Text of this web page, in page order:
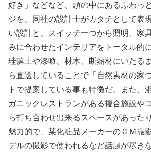
好き」などなど、頭の中にあるふわっ
ジを、同社の設計士がカタチとして表
い設計と、スイッチ一つから照明、家
みに合わせたインテリアをトータル的
珪藻土や漆喰、材木、断熱材にいたる
ら直送していることで「自然素材の家
トで提案している事も特徴だ。また、
ガニックレストランがある複合施設や
ら打ち合わせ出来るスペースがあった
魅力的で、某化粧品メーカーのＣＭ撮
デルの撮影で使われるなど話題が尽き